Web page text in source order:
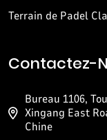
Terrain de Padel
Contactez-
Bureau 1106,
Xingang East
Chine